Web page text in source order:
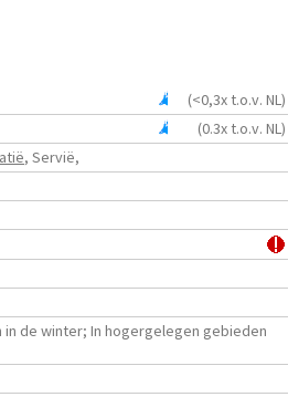
(<0,3x t.o.v. NL)
(0.3x t.o.v. NL)
, Servië,
in de winter; In hogergelegen gebieden